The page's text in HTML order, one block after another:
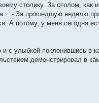
столику. За столом, как
За прошедшую неделю
А потому, у меня сегодня
с улыбкой поклонившись в
демонстрировал в